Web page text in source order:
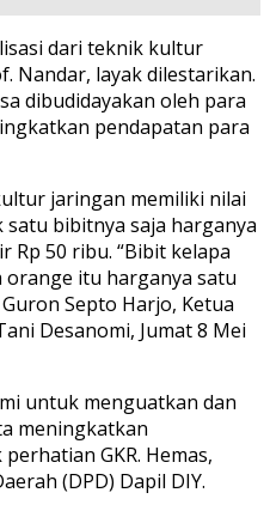
dari teknik kultur
Nandar, layak dilestarikan.
dibudidayakan oleh para
pendapatan para
jaringan memiliki nilai
bibitnya saja harganya
Rp 50 ribu. “Bibit kelapa
itu harganya satu
Septo Harjo, Ketua
Desanomi, Jumat 8 Mei
untuk menguatkan dan
meningkatkan
GKR. Hemas,
(DPD) Dapil DIY.